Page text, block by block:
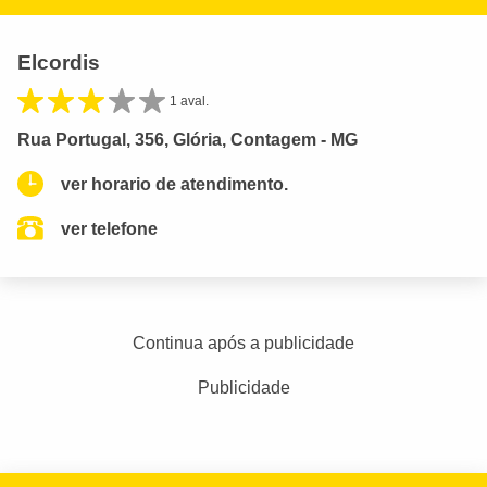
Elcordis
1 aval.
Rua Portugal, 356, Glória, Contagem - MG
ver horario de atendimento.
ver telefone
Continua após a publicidade
Publicidade